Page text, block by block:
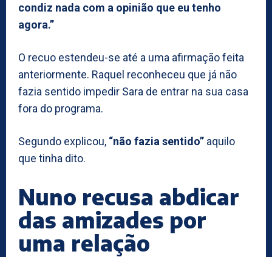
condiz nada com a opinião que eu tenho
agora.”
O recuo estendeu-se até a uma afirmação feita
anteriormente. Raquel reconheceu que já não
fazia sentido impedir Sara de entrar na sua casa
fora do programa.
Segundo explicou, “não fazia sentido” aquilo
que tinha dito.
Nuno recusa abdicar
das amizades por
uma relação